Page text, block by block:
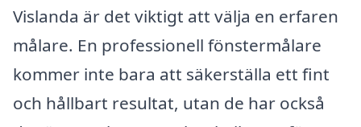
Vislanda är det viktigt att välja en erfaren
målare. En professionell fönstermålare
kommer inte bara att säkerställa ett fint
och hållbart resultat, utan de har också